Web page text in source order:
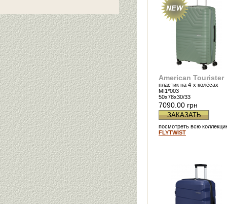
American Tourister
пластик на 4-х колёсах
MI1*003
50x78x30/33
7090.00 грн
ЗАКАЗАТЬ
посмотреть всю
FLYTWIST